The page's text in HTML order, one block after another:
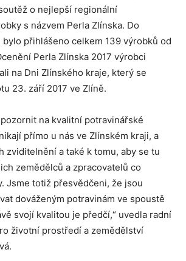
o nejlepší regionální
s názvem Perla Zlínska. Do
přihlášeno celkem 139 výrobků od
Perla Zlínska 2017 výrobci
na Dni Zlínského kraje, který se
23. září 2017 ve Zlíně.
na kvalitní potravinářské
přímo u nás ve Zlínském kraji, a
zviditelnění a také k tomu, aby se tu
zemědělců a zpracovatelů co
Jsme totiž přesvědčeni, že jsou
dováženým potravinám ve spoustě
svojí kvalitou je předčí,“ uvedla radní
životní prostředí a zemědělství